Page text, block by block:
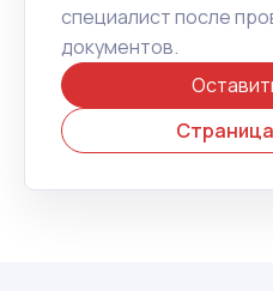
специалист после
документов.